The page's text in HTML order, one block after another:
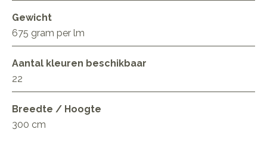
Gewicht
675 gram per lm
Aantal kleuren beschikbaar
22
Breedte / Hoogte
300 cm